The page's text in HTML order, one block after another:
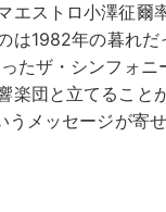
エストロ小澤征爾
は1982年の暮れだ
たザ・シンフォニ
楽団と立てること
メッセージが寄せ